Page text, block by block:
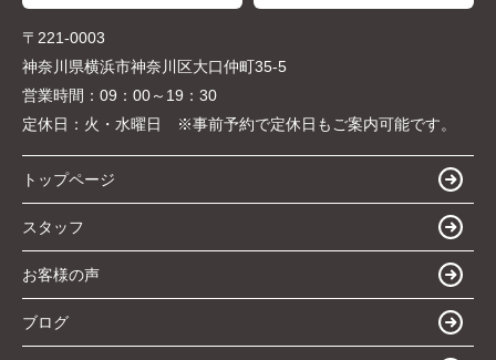
〒221-0003
神奈川県横浜市神奈川区大口仲町35-5
営業時間： 09：00～19：30
定休日： 火・水曜日 ※事前予約で定休日もご案内可能です。
トップページ
スタッフ
お客様の声
ブログ